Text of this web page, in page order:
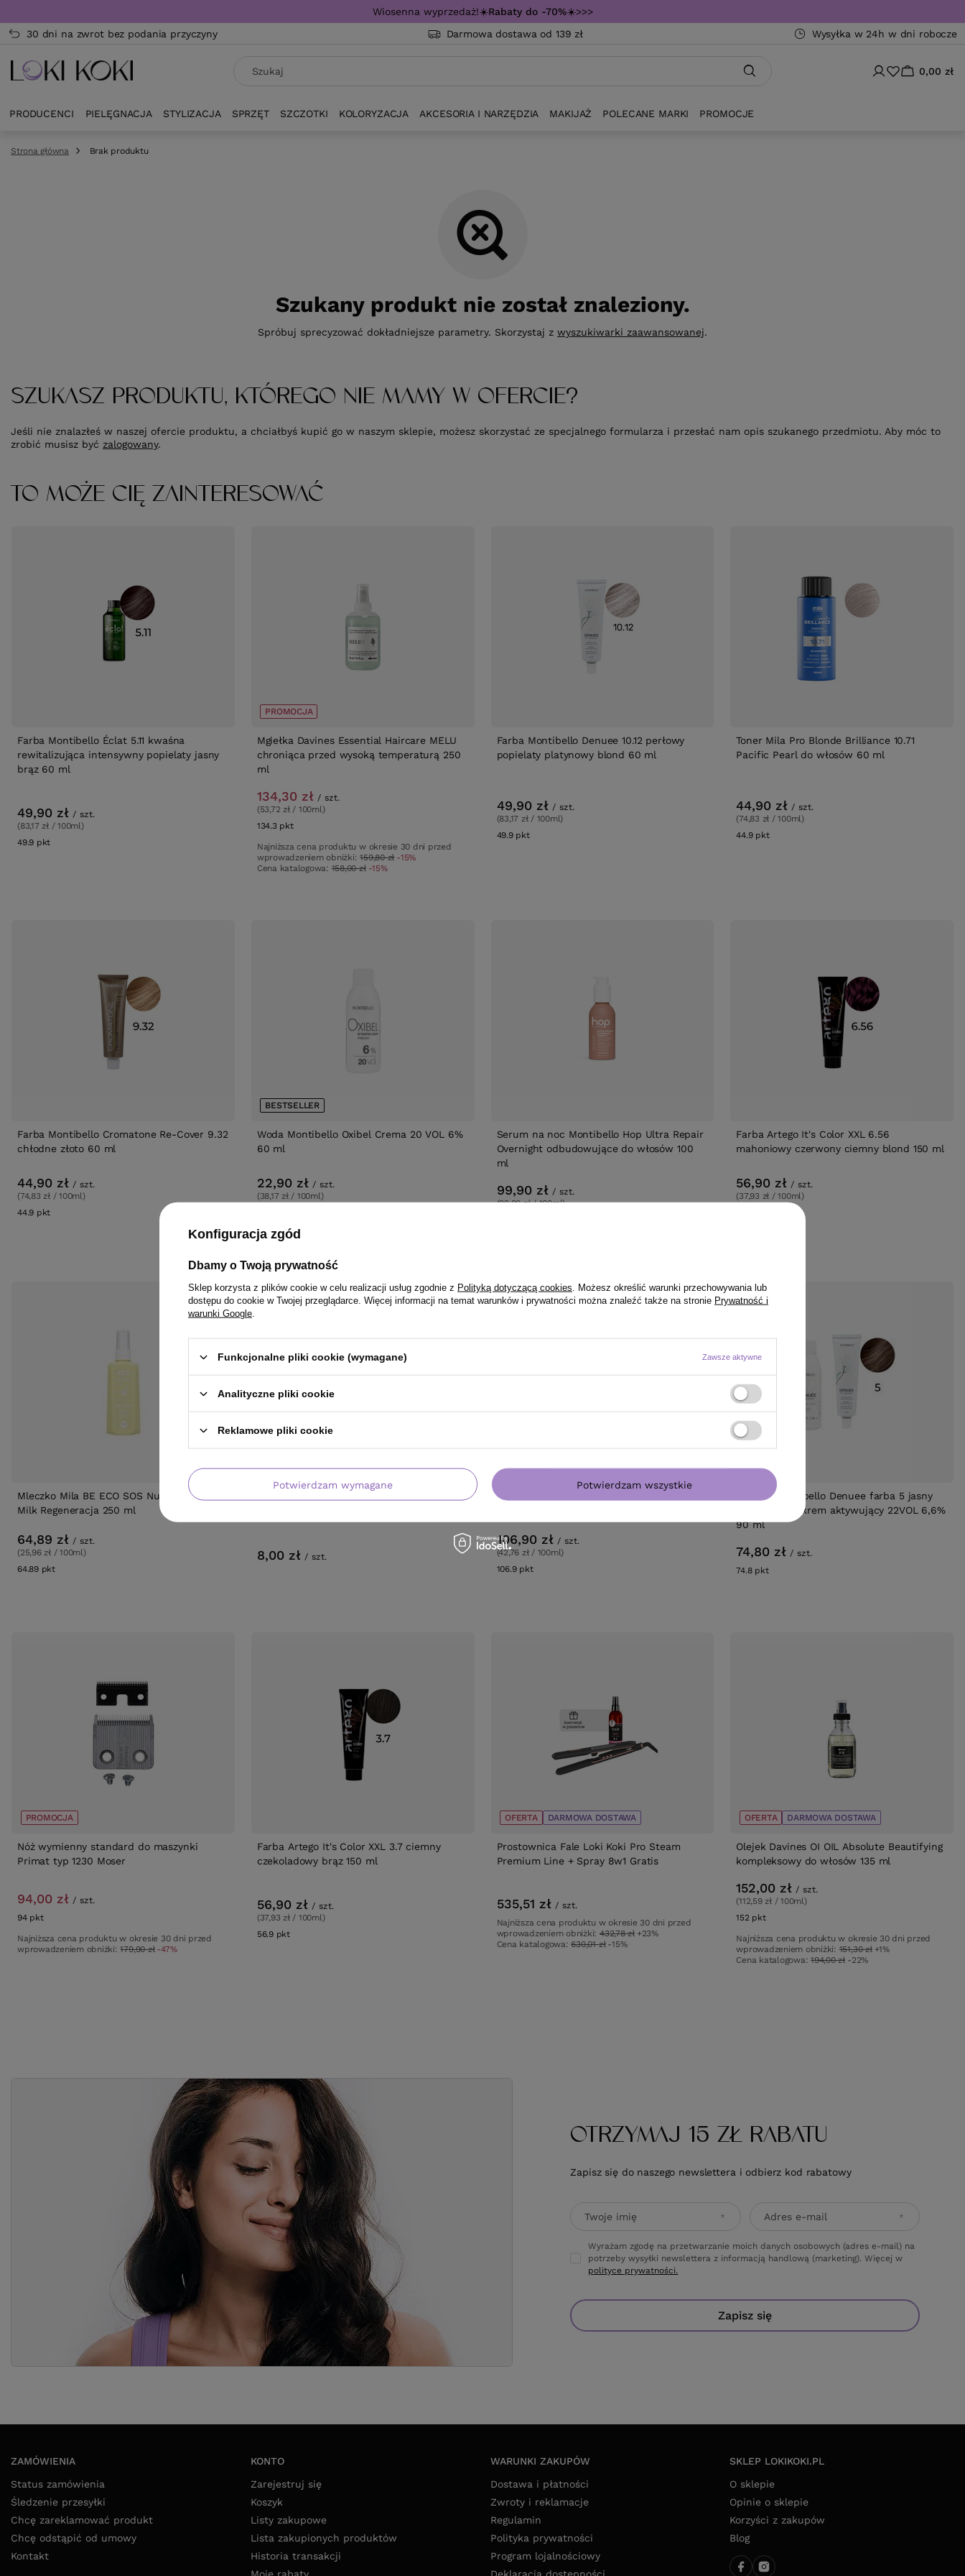
Wiosenna wyprzedaż!☀️Rabaty do -70%☀️>>>
30 dni na zwrot bez podania przyczyny
Darmowa dostawa od 139 zł Wysyłka w 24h w dni robocze
0,00 zł
PRODUCENCI PIELĘGNACJA STYLIZACJA SPRZĘT SZCZOTKI KOLORYZACJA AKCESORIA I NARZĘDZIA MAKIJAŻ POLECANE MARKI PROMOCJE
Strona główna Brak produktu
Szukany produkt nie został znaleziony.
Spróbuj sprecyzować dokładniejsze parametry. Skorzystaj z wyszukiwarki zaawansowanej.
SZUKASZ PRODUKTU, KTÓREGO NIE MAMY W OFERCIE?
Jeśli nie znalazłeś w naszej ofercie produktu, a chciałbyś kupić go w naszym sklepie, możesz skorzystać ze specjalnego formularza i przesłać nam opis szukanego przedmiotu. Aby móc to
zrobić musisz być zalogowany.
TO MOŻE CIĘ ZAINTERESOWAĆ
Farba Montibello Éclat 5.11 kwaśna
rewitalizująca intensywny popielaty jasny
brąz 60 ml
49,90 zł / szt.
(83,17 zł / 100ml)
49.9 pkt
PROMOCJA
Mgiełka Davines Essential Haircare MELU
chroniąca przed wysoką temperaturą 250
ml
134,30 zł / szt.
(53,72 zł / 100ml)
134.3 pktpunktów
Najniższa cena produktu w okresie 30 dni przed
wprowadzeniem obniżki:159,80 zł -15%
Cena katalogowa:158,00 zł -15%
Farba Montibello Denuee 10.12 perłowy
popielaty platynowy blond 60 ml
49,90 zł / szt.
(83,17 zł / 100ml)
49.9 pktpunktów
Toner Mila Pro Blonde Brilliance 10.71
Pacific Pearl do włosów 60 ml
44,90 zł / szt.
(74,83 zł / 100ml)
44.9 pktpunktów
Farba Montibello Cromatone Re-Cover 9.32
chłodne złoto 60 ml
44,90 zł / szt.
(74,83 zł / 100ml)
44.9 pkt
BESTSELLER
Woda Montibello Oxibel Crema 20 VOL 6%
60 ml
22,90 zł / szt.
(38,17 zł / 100ml)
Serum na noc Montibello Hop Ultra Repair
Overnight odbudowujące do włosów 100
ml
99,90 zł / szt.
(99,90 zł / 100ml)
Farba Artego It's Color XXL 6.56
mahoniowy czerwony ciemny blond 150 ml
56,90 zł / szt.
(37,93 zł / 100ml)
punktów
Mleczko Mila BE ECO SOS Nutrition Hair
Milk Regeneracja 250 ml
64,89 zł / szt.
(25,96 zł / 100ml)
64.89 pktpunktów
8,00 zł / szt.
Montibello Decode Zero FLOW Clean Curl
106,90 zł / szt.
(42,76 zł / 100ml)
106.9 pktpunktów
Zestaw Montibello Denuee farba 5 jasny
brąz 60 ml + krem aktywujący 22VOL 6,6%
90 ml
74,80 zł / szt.
74.8 pktpunktów
PROMOCJA
Nóż wymienny standard do maszynki
Primat typ 1230 Moser
94,00 zł / szt.
94 pktpunktów
Najniższa cena produktu w okresie 30 dni przed
wprowadzeniem obniżki:179,90 zł -47%
Farba Artego It's Color XXL 3.7 ciemny
czekoladowy brąz 150 ml
56,90 zł / szt.
(37,93 zł / 100ml)
56.9 pktpunktów
OFERTA DARMOWA DOSTAWA
Prostownica Fale Loki Koki Pro Steam
Premium Line + Spray 8w1 Gratis
535,51 zł / szt.
Najniższa cena produktu w okresie 30 dni przed
wprowadzeniem obniżki: 432,78 zł +23%
Cena katalogowa:630,01 zł -15%
OFERTA DARMOWA DOSTAWA
Olejek Davines OI OIL Absolute Beautifying
kompleksowy do włosów 135 ml
152,00 zł / szt.
(112,59 zł / 100ml)
152 pktpunktów
Najniższa cena produktu w okresie 30 dni przed
wprowadzeniem obniżki: 151,30 zł +1%
Cena katalogowa:194,00 zł -22%
OTRZYMAJ 15 ZŁ RABATU
Zapisz się do naszego newslettera i odbierz kod rabatowy
Twoje imię Adres e-mail
Wyrażam zgodę na przetwarzanie moich danych osobowych (adres e-mail) na
potrzeby wysyłki newslettera z informacją handlową (marketing). Więcej w
polityce prywatności.
Zapisz się
ZAMÓWIENIA
Status zamówienia
Śledzenie przesyłki
Chcę zareklamować produkt
Chcę odstąpić od umowy
Kontakt
KONTO
Zarejestruj się
Koszyk
Listy zakupowe
Lista zakupionych produktów
Historia transakcji
WARUNKI ZAKUPÓW
Dostawa i płatności
Zwroty i reklamacje
Regulamin
Polityka prywatności
Program lojalnościowy
SKLEP LOKIKOKI.PL
O sklepie
Opinie o sklepie
Korzyści z zakupów
Blog
Konfiguracja zgód
Dbamy o Twoją prywatność
Sklep korzysta z plików cookie w celu realizacji usług zgodnie z Polityką dotyczącą cookies . Możesz określić warunki przechowywania lub
dostępu do cookie w Twojej przeglądarce. Więcej informacji na temat warunków i prywatności można znaleźć także na stronie Prywatność i
warunki Google
Funkcjonalne pliki cookie (wymagane) Zawsze aktywne
Analityczne pliki cookie
Reklamowe pliki cookie
Potwierdzam wymagane Potwierdzam wszystkie